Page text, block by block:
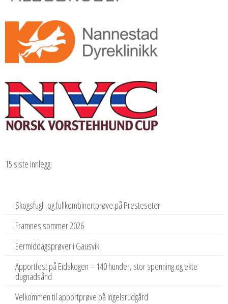
15 siste innlegg:
Skogsfugl- og fullkombinertprøve på Presteseter
Framnes sommer 2026
Eermiddagsprøver i Gausvik
Apportfest på Eidskogen – 140 hunder, stor spenning og ekte
dugnadsånd
Velkommen til apportprøve på Ingelsrudgård